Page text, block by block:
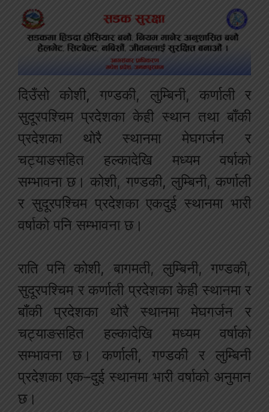
दिउँसो कोशी, गण्डकी, लुम्बिनी, कर्णाली र
सुदूरपश्चिम प्रदेशका केही स्थान तथा बाँकी
प्रदेशका थोरै स्थानमा मेघगर्जन र
चट्याङसहित हल्कादेखि मध्यम वर्षाको
सम्भावना छ। कोशी, गण्डकी, लुम्बिनी, कर्णाली
र सुदूरपश्चिम प्रदेशका एकदुई स्थानमा भारी
वर्षाको पनि सम्भावना छ।
राति पनि कोशी, बागमती, लुम्बिनी, गण्डकी,
सुदूरपश्चिम र कर्णाली प्रदेशका केही स्थानमा र
बाँकी प्रदेशका थोरै स्थानमा मेघगर्जन र
चट्याङसहित हल्कादेखि मध्यम वर्षाको
सम्भावना छ। कर्णाली, गण्डकी र लुम्बिनी
प्रदेशका एक–दुई स्थानमा भारी वर्षाको अनुमान
छ।